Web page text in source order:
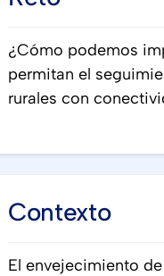
¿Cómo podemos
permitan el
rurales con
Contexto
El envejecimiento